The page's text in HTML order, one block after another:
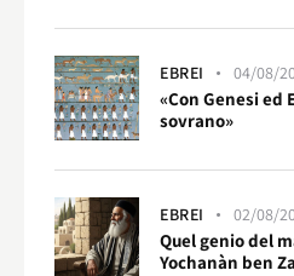
EBREI 04/08/
«Con Genesi ed
sovrano»
EBREI 02/08/
Quel genio del
Yochanàn ben